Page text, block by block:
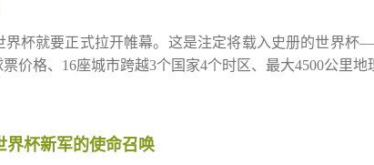
界杯就要正式拉开帷幕。这是注定将载入史册的世界
价格、16座城市跨越3个国家4个时区、最大4500公里
界杯新军的使命召唤